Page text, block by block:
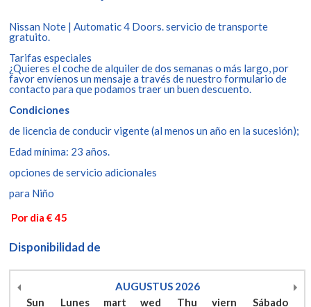
Nissan Note | Automatic 4 Doors. servicio de transporte
gratuito.
Tarifas especiales
¿Quieres el coche de alquiler de dos semanas o más largo, por
favor envíenos un mensaje a través de nuestro formulario de
contacto para que podamos traer un buen descuento.
Condiciones
de licencia de conducir vigente (al menos un año en la sucesión);
Edad mínima: 23 años.
opciones de servicio adicionales
para Niño
Por dia € 45
Disponibilidad de
AUGUSTUS 2026
Sun
Lunes mart wed Thu viern
Sábado